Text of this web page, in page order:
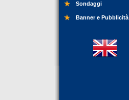
Sondaggi
Banner e Pubblicità